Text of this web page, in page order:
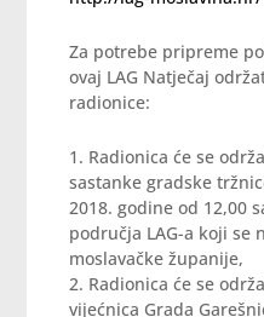
Za potrebe pripreme
ovaj LAG Natječaj
radionice:
1. Radionica će se
sastanke gradske
2018. godine od 12,00
područja LAG-a koji se
moslavačke županije,
2. Radionica će se
vijećnica Grada